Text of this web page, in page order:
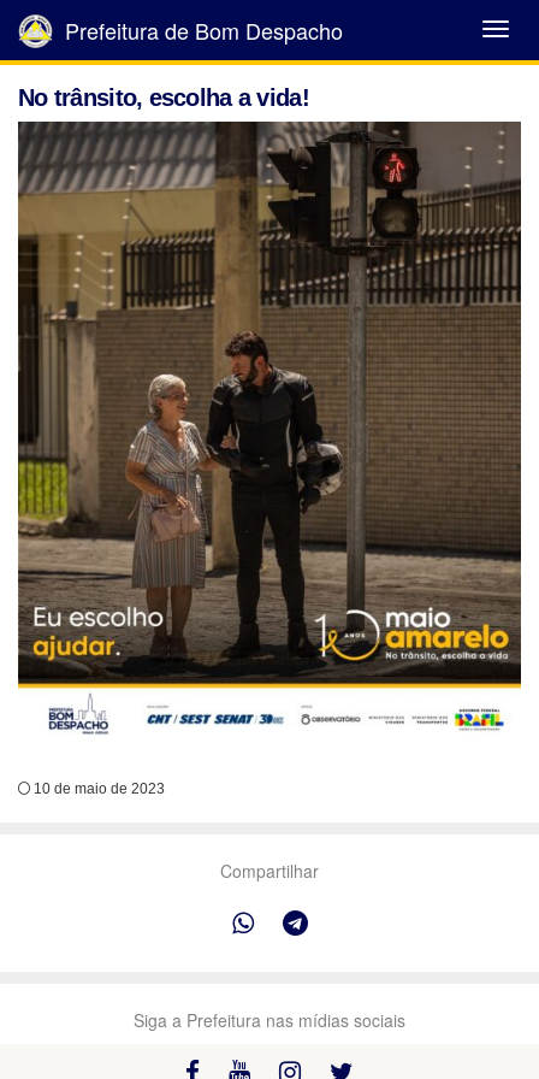
Abrir
Menu
Prefeitura de Bom Despacho
No trânsito, escolha a vida!
10 de maio de 2023
Compartilhar
Siga a Prefeitura nas mídias sociais